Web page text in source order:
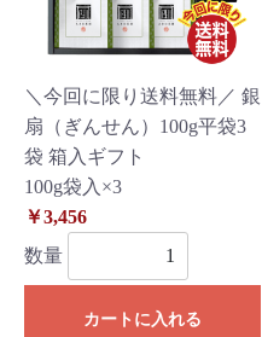
＼今回に限り送料無料／ 銀
扇（ぎんせん）100g平袋3
袋 箱入ギフト
100g袋入×3
￥3,456
数量
カートに入れる